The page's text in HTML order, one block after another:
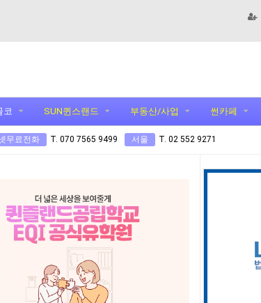
코 SUN퀸스랜드 부동산/사업 썬카페
무료전화 T. 070 7565 9499 서울 T. 02 552 9271